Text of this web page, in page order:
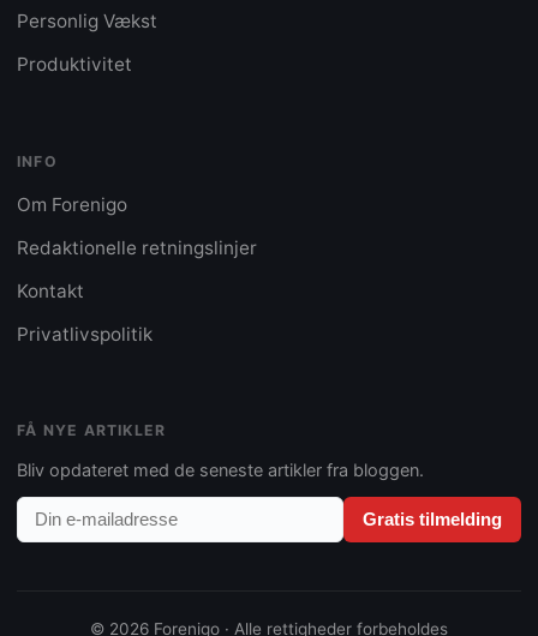
Personlig Vækst
Produktivitet
INFO
Om Forenigo
Redaktionelle retningslinjer
Kontakt
Privatlivspolitik
FÅ NYE ARTIKLER
Bliv opdateret med de seneste artikler fra bloggen.
Gratis tilmelding
© 2026 Forenigo · Alle rettigheder forbeholdes